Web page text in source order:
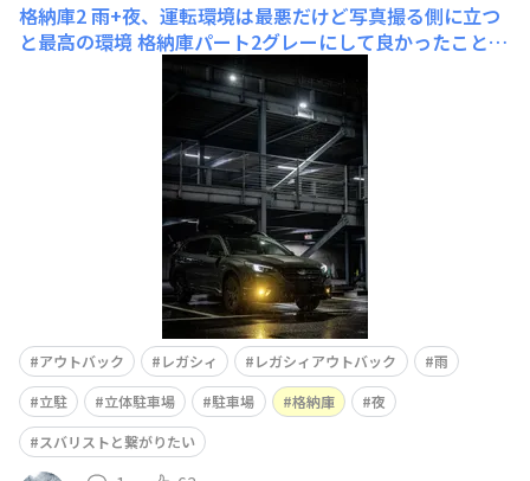
格納庫2雨+夜、運転環境は最悪だけど写真撮る側に立つ
と最高の環境 格納庫パート2グレーにして良かったことと
して、こういうシックな雰囲気に相性抜群なところ
アウトバック レガシィ レガシィアウトバック
雨
立駐
立体駐車場 駐車場 格納庫
夜
スバリストと繋がりたい